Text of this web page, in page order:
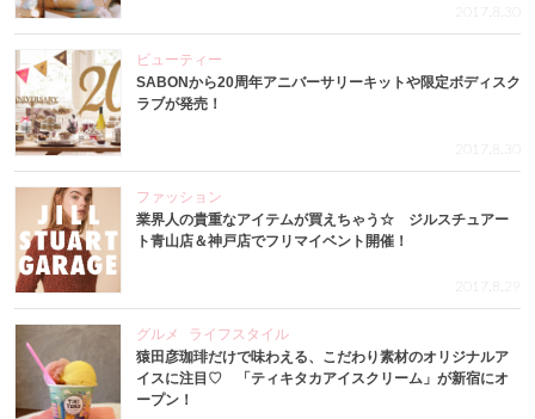
2017.8.30
ビューティー
SABONから20周年アニバーサリーキットや限定ボディスク
ラブが発売！
2017.8.30
ファッション
業界人の貴重なアイテムが買えちゃう☆ ジルスチュアー
ト青山店＆神戸店でフリマイベント開催！
2017.8.29
グルメ
ライフスタイル
猿田彦珈琲だけで味わえる、こだわり素材のオリジナルア
イスに注目♡ 「ティキタカアイスクリーム」が新宿にオ
ープン！